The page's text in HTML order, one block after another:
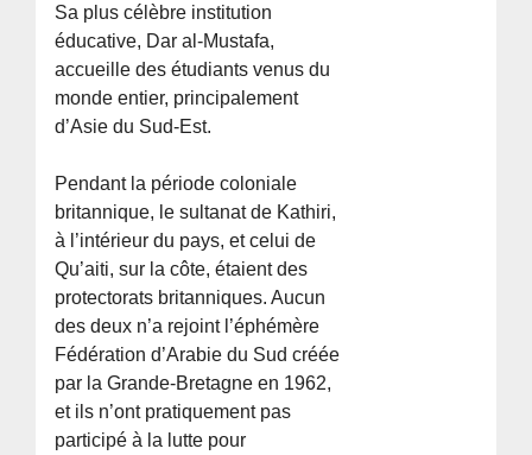
Sa plus célèbre institution
éducative, Dar al-Mustafa,
accueille des étudiants venus du
monde entier, principalement
d’Asie du Sud-Est.
Pendant la période coloniale
britannique, le sultanat de Kathiri,
à l’intérieur du pays, et celui de
Qu’aiti, sur la côte, étaient des
protectorats britanniques. Aucun
des deux n’a rejoint l’éphémère
Fédération d’Arabie du Sud créée
par la Grande-Bretagne en 1962,
et ils n’ont pratiquement pas
participé à la lutte pour